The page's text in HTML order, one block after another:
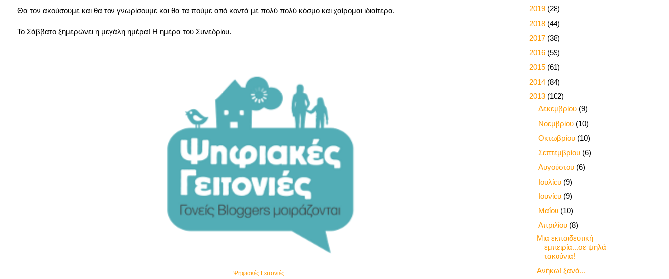
Θα τον ακούσουμε και θα τον γνωρίσουμε και θα τα πούμε από κοντά με πολύ πολύ κόσμο και χαίρομαι ιδιαίτερα.
Το Σάββατο ξημερώνει η μεγάλη ημέρα! Η ημέρα του Συνεδρίου.
Ψηφιακές Γειτονιές
2019 (28)
2018 (44)
2017 (38)
2016 (59)
2015 (61)
2014 (84)
2013 (102)
Δεκεμβρίου (9)
Νοεμβρίου (10)
Οκτωβρίου (10)
Σεπτεμβρίου (6)
Αυγούστου (6)
Ιουλίου (9)
Ιουνίου (9)
Μαΐου (10)
Απριλίου (8)
Μια εκπαιδευτική
εμπειρία...σε ψηλά
τακούνια!
Ανήκω! ξανά...